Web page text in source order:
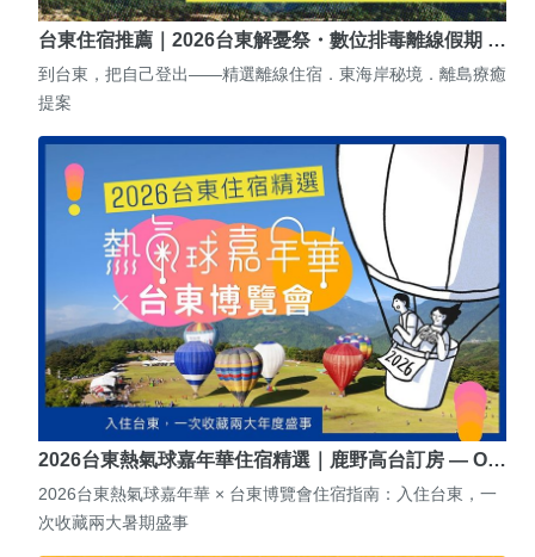
台東住宿推薦｜2026台東解憂祭・數位排毒離線假期 …
到台東，把自己登出——精選離線住宿．東海岸秘境．離島療癒
提案
2026台東熱氣球嘉年華住宿精選｜鹿野高台訂房 — O…
2026台東熱氣球嘉年華 × 台東博覽會住宿指南：入住台東，一
次收藏兩大暑期盛事